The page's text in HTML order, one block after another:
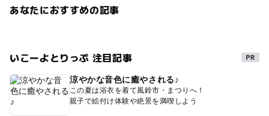
あなたにおすすめの記事
いこーよとりっぷ 注目記事
涼やかな音色に癒やされる♪
この夏は浴衣を着て風鈴市・まつりへ！
親子で絵付け体験や絶景を満喫しよう